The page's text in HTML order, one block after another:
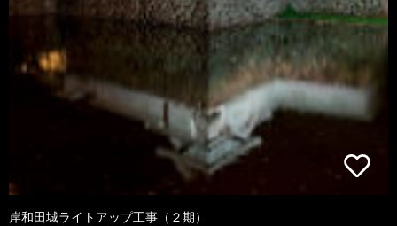
岸和田城ライトアップ工事（２期）